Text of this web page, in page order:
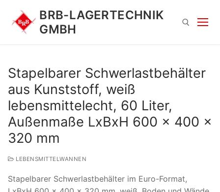
Inhalt
springen
BRB-LAGERTECHNIK
GMBH
Suchen
Stapelbarer Schwerlastbehälter
aus Kunststoff, weiß
lebensmittelecht, 60 Liter,
Außenmaße LxBxH 600 x 400 x
320 mm
LEBENSMITTELWANNEN
Stapelbarer Schwerlastbehälter im Euro-Format,